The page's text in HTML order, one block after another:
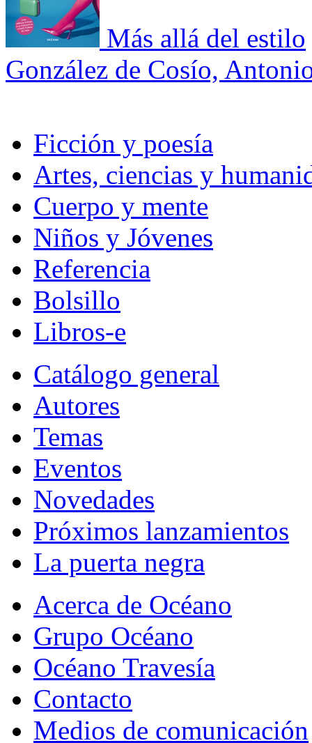
Más allá del estilo
González de Cosío,
Ficción y poesía
Artes, ciencias y
Cuerpo y mente
Niños y Jóvenes
Referencia
Bolsillo
Libros-e
Catálogo general
Autores
Temas
Eventos
Novedades
Próximos lanzamientos
La puerta negra
Acerca de Océano
Grupo Océano
Océano Travesía
Contacto
Medios de comunicación